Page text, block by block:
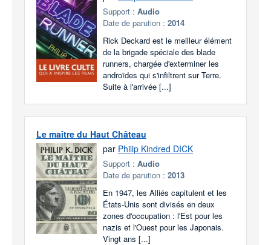
Support : Audio
Date de parution : 2014
Rick Deckard est le meilleur élément
de la brigade spéciale des blade
runners, chargée d'exterminer les
androïdes qui s'infiltrent sur Terre.
Suite à l'arrivée [...]
Le maître du Haut Château
par Philip Kindred DICK
Support : Audio
Date de parution : 2013
En 1947, les Alliés capitulent et les
États-Unis sont divisés en deux
zones d'occupation : l'Est pour les
nazis et l'Ouest pour les Japonais.
Vingt ans [...]